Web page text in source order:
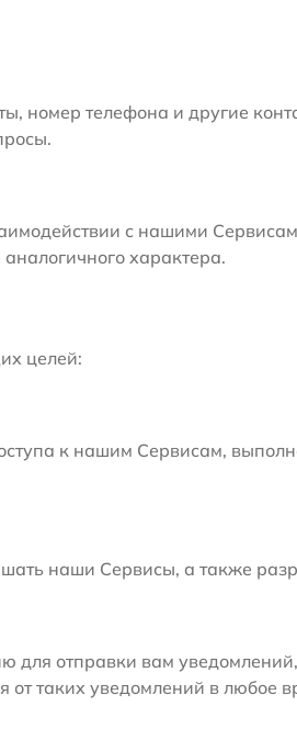
номер телефона и другие
с нашими
характера.
целей:
к нашим Сервисам,
наши Сервисы, а также
отправки вам
таких уведомлений в любое